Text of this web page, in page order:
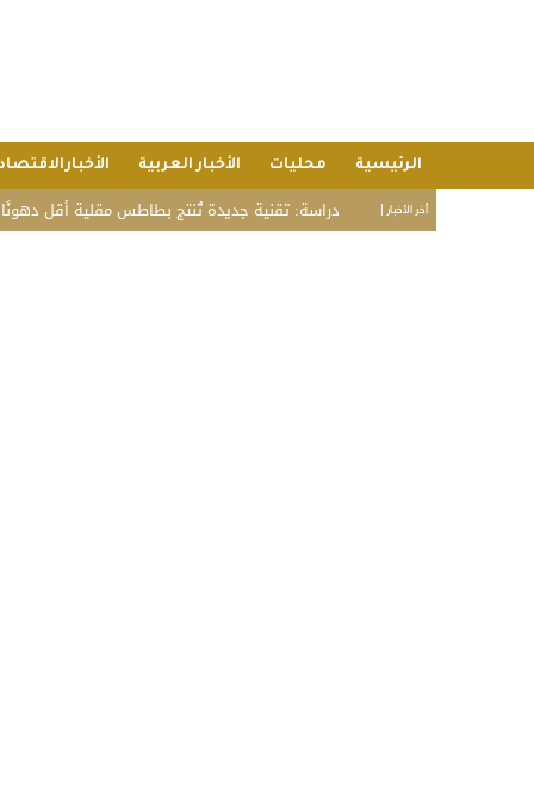
الرئيسية محليات الأخبار العربية
أخر الأخبار |
دراسة: تقنية جديدة تُنتج بطاطس مقلية أقل دهونًا دون فقدان